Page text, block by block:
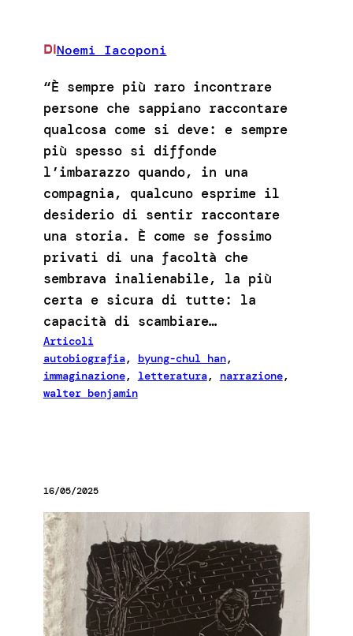
DINoemi Iacoponi
“È sempre più raro incontrare
persone che sappiano raccontare
qualcosa come si deve: e sempre
più spesso si diffonde
l’imbarazzo quando, in una
compagnia, qualcuno esprime il
desiderio di sentir raccontare
una storia. È come se fossimo
privati di una facoltà che
sembrava inalienabile, la più
certa e sicura di tutte: la
capacità di scambiare…
Articoli
autobiografia, byung-chul han
immaginazione, letteratura, narrazione
walter benjamin
16/05/2025